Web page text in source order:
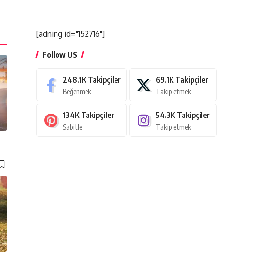
[adning id="152716"]
Follow US
248.1K Takipçiler
Beğenmek
69.1K Takipçiler
Takip etmek
134K Takipçiler
Sabitle
54.3K Takipçiler
Takip etmek